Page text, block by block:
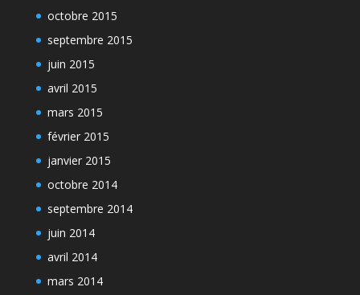
octobre 2015
septembre 2015
juin 2015
avril 2015
mars 2015
février 2015
janvier 2015
octobre 2014
septembre 2014
juin 2014
avril 2014
mars 2014